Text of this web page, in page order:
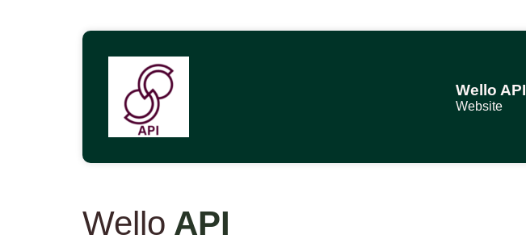
Wello API
Website
Wello API